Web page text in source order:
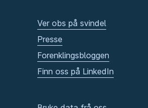
Ver obs på svindel
Presse
Forenklingsbloggen
Finn oss på LinkedIn